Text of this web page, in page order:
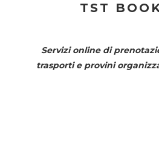
TST
Servizi online di
trasporti e provini